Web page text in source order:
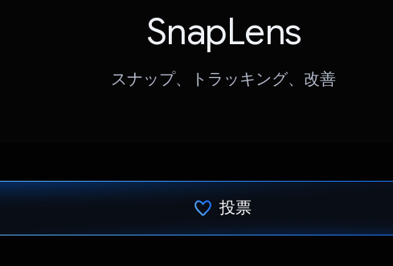
SnapLens
スナップ、トラッキング、改善
投票